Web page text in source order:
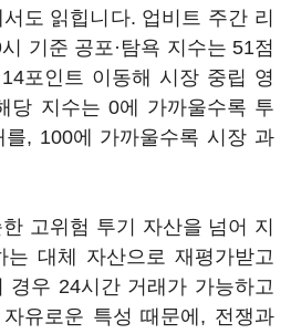
도 읽힙니다. 업비트 주간 리
기준 공포·탐욕 지수는 51점
포인트 이동해 시장 중립 영
당 지수는 0에 가까울수록 투
, 100에 가까울수록 시장 과
고위험 투기 자산을 넘어 지
는 대체 자산으로 재평가받고
경우 24시간 거래가 가능하고
유로운 특성 때문에, 전쟁과